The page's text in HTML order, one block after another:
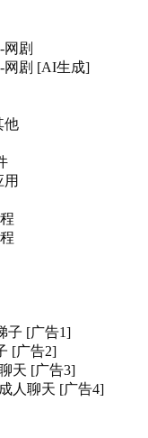
网剧
网剧 [AI生成]
他
子 [广告1]
[广告2]
天 [广告3]
人聊天 [广告4]